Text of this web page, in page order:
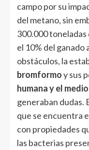
campo por su
del metano, sin
300.000 toneladas
el 10% del
obstáculos, la
bromformoy sus
humana y el
generaban dudas.
que se encuentra
con propiedades
las bacterias